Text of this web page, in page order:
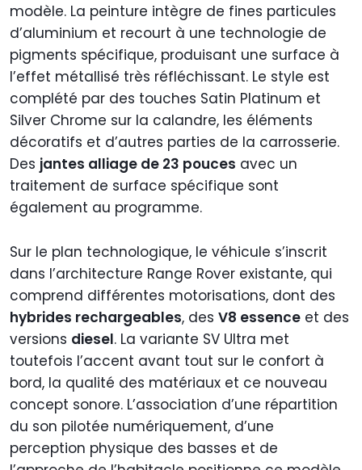
modèle. La peinture intègre de fines particules
d’aluminium et recourt à une technologie de
pigments spécifique, produisant une surface à
l’effet métallisé très réfléchissant. Le style est
complété par des touches Satin Platinum et
Silver Chrome sur la calandre, les éléments
décoratifs et d’autres parties de la carrosserie.
Des jantes alliage de 23 pouces avec un
traitement de surface spécifique sont
également au programme.
Sur le plan technologique, le véhicule s’inscrit
dans l’architecture Range Rover existante, qui
comprend différentes motorisations, dont des
hybrides rechargeables, des V8 essence et des
versions diesel. La variante SV Ultra met
toutefois l’accent avant tout sur le confort à
bord, la qualité des matériaux et ce nouveau
concept sonore. L’association d’une répartition
du son pilotée numériquement, d’une
perception physique des basses et de